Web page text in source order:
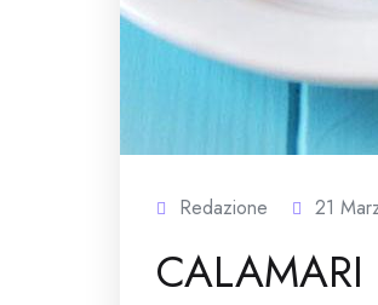
Redazione 21
CALAMARI